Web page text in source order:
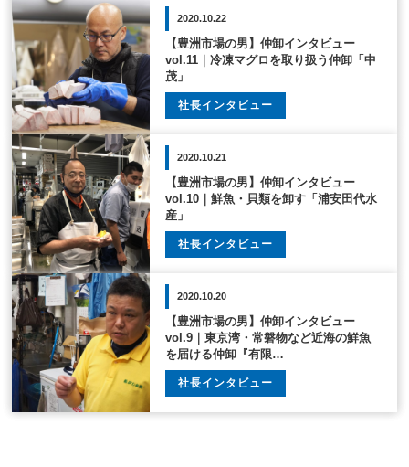
2020.10.22
【豊洲市場の男】仲卸インタビュー
vol.11｜冷凍マグロを取り扱う仲卸「中
茂」
社長インタビュー
2020.10.21
【豊洲市場の男】仲卸インタビュー
vol.10｜鮮魚・貝類を卸す「浦安田代水
産」
社長インタビュー
2020.10.20
【豊洲市場の男】仲卸インタビュー
vol.9｜東京湾・常磐物など近海の鮮魚
を届ける仲卸『有限…
社長インタビュー